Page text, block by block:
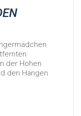
der Hohen
den Hängen